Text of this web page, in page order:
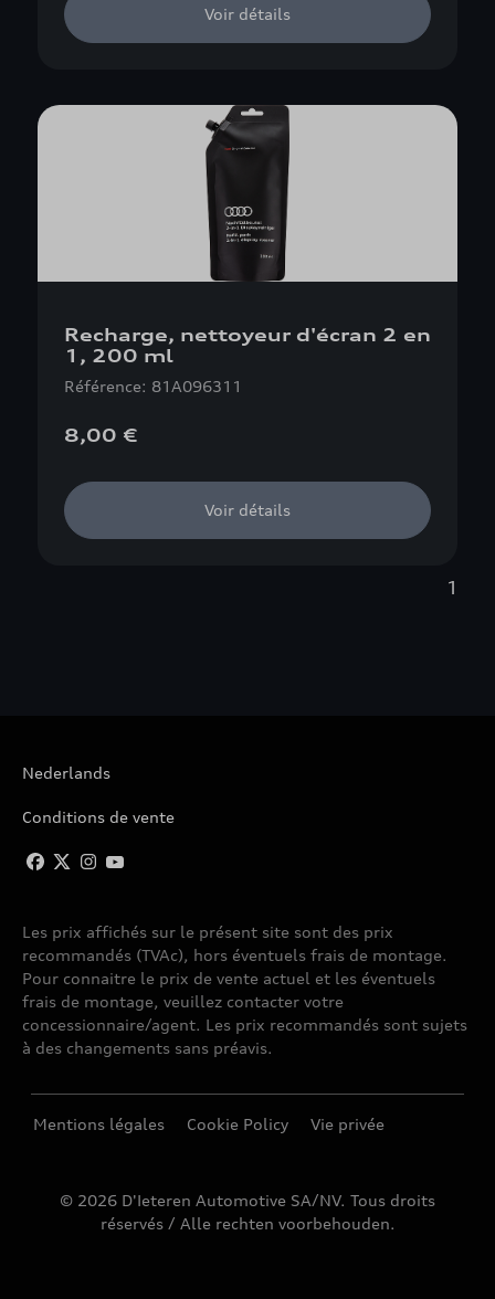
Voir détails
Recharge, nettoyeur d'écran 2 en
1, 200 ml
Référence: 81A096311
8,00 €
Voir détails
1
Nederlands
Conditions de vente
Les prix affichés sur le présent site sont des prix
recommandés (TVAc), hors éventuels frais de montage.
Pour connaitre le prix de vente actuel et les éventuels
frais de montage, veuillez contacter votre
concessionnaire/agent. Les prix recommandés sont sujets
à des changements sans préavis.
Mentions légales Cookie Policy Vie privée
© 2026 D'Ieteren Automotive SA/NV. Tous droits
réservés / Alle rechten voorbehouden.